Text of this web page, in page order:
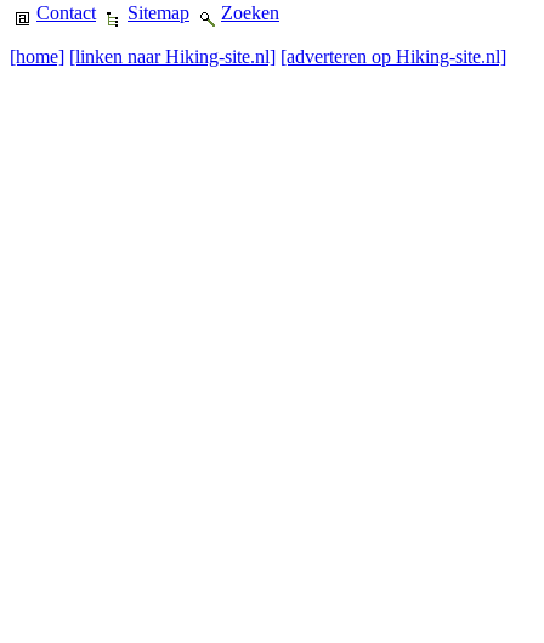
Contact Sitemap Zoeken
[home] [linken naar Hiking-site.nl] [adverteren op Hiking-site.nl]